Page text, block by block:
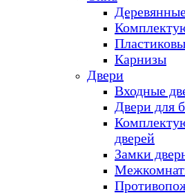
Карнизы
Двери
Входные
Двери для
дверей
Замки